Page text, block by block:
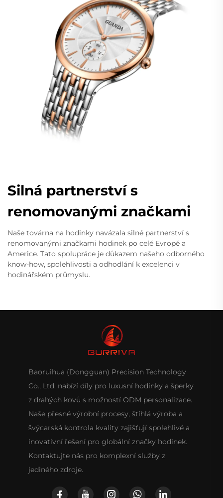
Silná partnerství s
renomovanými značkami
Naše továrna na hodinky navázala silné partnerství s
renomovanými značkami hodinek po celé Evropě a
Americe. Tato spolupráce je důkazem našeho odborného
know-how, spolehlivosti a odhodlání k excelenci v
hodinářském průmyslu.
Baoruihua (Dongguan) Precision Technology
Co., Ltd. nabízí díly pro luxusní hodinky a šperky
z drahých kovů s možností ODM personalizace.
Naše přesné výrobní procesy, štíhlá výroba a
švýcarská kontrola kvality zajišťují spolehlivé a
inovativní řešení pro globální značky hodinek.
Kontaktujte nás pro komplexní služby z
jediného zdroje.